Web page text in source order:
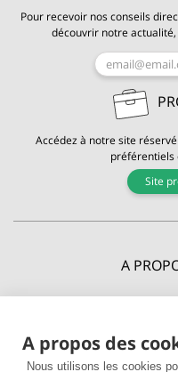
A propos des
Nous utilisons les cookies
Pour recevoir nos conseils
découvrir notre
Accédez à notre site
préférentiels
Site
A